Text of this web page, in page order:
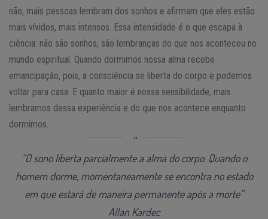
não, mais pessoas lembram dos sonhos e afirmam que eles estão
mais vívidos, mais intensos. Essa intensidade é o que escapa à
ciência: não são sonhos, são lembranças do que nos aconteceu no
mundo espiritual. Quando dormimos nossa alma recebe
emancipação, pois, a consciência se liberta do corpo e podemos
voltar para casa. E quanto maior é nossa sensibilidade, mais
lembramos dessa experiência e do que nos acontece enquanto
dormimos.
“O sono liberta parcialmente a alma do corpo. Quando o
homem dorme, momentaneamente se encontra no estado
em que estará de maneira permanente após a morte”
Allan Kardec